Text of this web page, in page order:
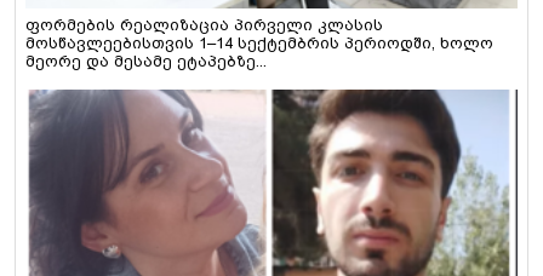
ფორმების რეალიზაცია პირველი კლასის
მოსწავლეებისთვის 1–14 სექტემბრის პერიოდში, ხოლო
მეორე და მესამე ეტაპებზე...